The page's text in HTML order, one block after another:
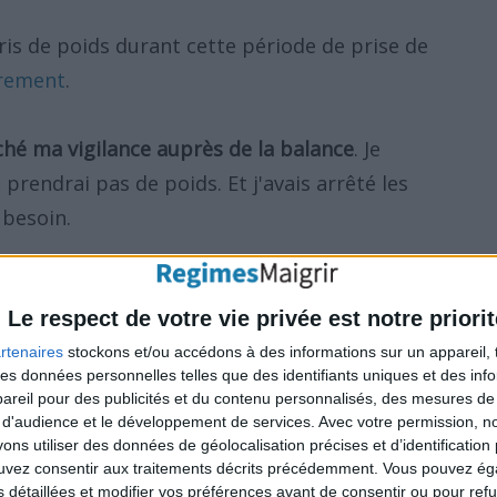
Le respect de votre vie privée est notre
stockons et/ou accédons à des informations sur un appareil,
données personnelles telles que des identifiants uniques et des
pour des publicités et du contenu personnalisés, des mesures
et le développement de services. Avec votre permission,
utiliser des données de géolocalisation précises et
consentir aux traitements décrits précédemment. Vous pouvez
détaillées et modifier vos préférences avant de consentir ou pour
de poids durant cette période de prise de
.
ma vigilance auprès de la balance. Je
pas de poids. Et j'avais arrêté les
pas bien dans ma robe de soirée
mon visage avait grossi. Mais j'ai joué
Tout l'hiver, je me suis habillée en noir
dans mon corps. Je savais que j'avais grossi,
Evidemment dans ma garde-robe, il
la taille 42.